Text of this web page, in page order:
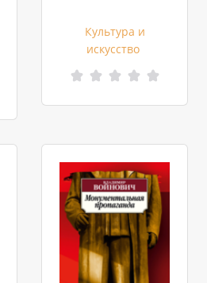
Культура и
искусство